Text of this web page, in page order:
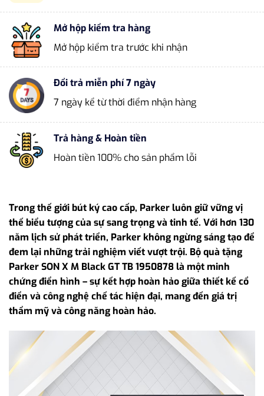
Mở hộp kiểm tra hàng
Mở hộp kiểm tra trước khi nhận
Đổi trả miễn phí 7 ngày
7 ngày kể từ thời điểm nhận hàng
Trả hàng & Hoàn tiền
Hoàn tiền 100% cho sản phẩm lỗi
Trong thế giới bút ký cao cấp, Parker luôn giữ vững vị
thế biểu tượng của sự sang trọng và tinh tế. Với hơn 130
năm lịch sử phát triển, Parker không ngừng sáng tạo để
đem lại những trải nghiệm viết vượt trội. Bộ quà tặng
Parker SON X M Black GT TB 1950878 là một minh
chứng điển hình – sự kết hợp hoàn hảo giữa thiết kế cổ
điển và công nghệ chế tác hiện đại, mang đến giá trị
thẩm mỹ và công năng hoàn hảo.